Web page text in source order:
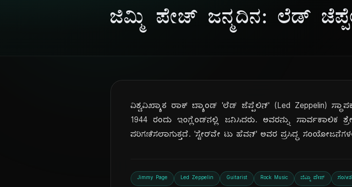
ಜಿಮ್ಮಿ ಪೇಜ್ ಜನ್ಮದಿನ: ಲೆಡ್
ವಿಶ್ವವಿಖ್ಯಾತ ರಾಕ್ ಬ್ಯಾಂಡ್ 'ಲೆಡ್ ಜೆಪ್ಪೆಲಿನ್' (Led Zeppelin)
1944 ರಂದು ಇಂಗ್ಲೆಂಡ್‌ನಲ್ಲಿ ಜನಿಸಿದರು. ಅವರನ್ನು ಸಾರ್ವಕಾಲಿಕ
ಪರಿಗಣಿಸಲಾಗುತ್ತದೆ. 'ಸ್ಟೇರ್‌ವೇ ಟು ಹೆವನ್' ಅವರ ಪ್ರಸಿದ್ಧ
Jimmy Page Led Zeppelin Guitarist Rock Music ಜಿಮ್ಮಿ ಪೇಜ್ ಸಂಗೀತ